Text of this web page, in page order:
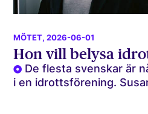
MÖTET, 2026-06-01
Hon vill belysa
De flesta svenskar är
i en idrottsförening.